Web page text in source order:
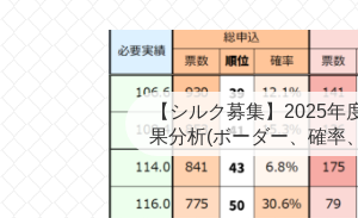
【シルク募集】2025年
果分析(ボーダー、確率
度との比較など)